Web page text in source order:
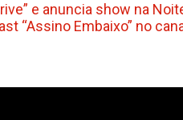
e anuncia show na
“Assino Embaixo” no